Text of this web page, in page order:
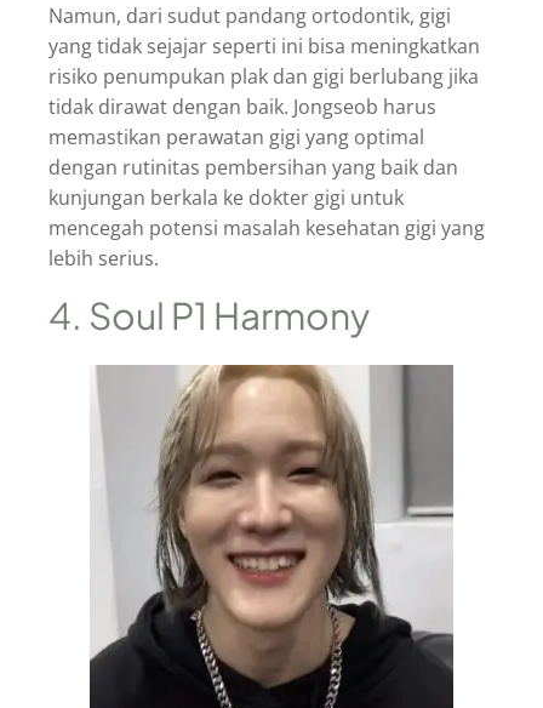
Namun, dari sudut pandang ortodontik, gigi
yang tidak sejajar seperti ini bisa meningkatkan
risiko penumpukan plak dan gigi berlubang jika
tidak dirawat dengan baik. Jongseob harus
memastikan perawatan gigi yang optimal
dengan rutinitas pembersihan yang baik dan
kunjungan berkala ke dokter gigi untuk
mencegah potensi masalah kesehatan gigi yang
lebih serius.
4. Soul P1 Harmony